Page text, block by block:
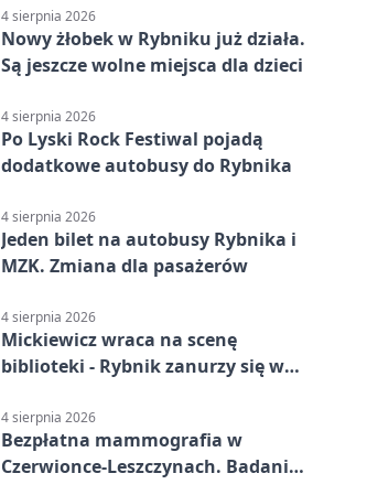
4 sierpnia 2026
Nowy żłobek w Rybniku już działa.
Są jeszcze wolne miejsca dla dzieci
4 sierpnia 2026
Po Lyski Rock Festiwal pojadą
dodatkowe autobusy do Rybnika
4 sierpnia 2026
Jeden bilet na autobusy Rybnika i
MZK. Zmiana dla pasażerów
4 sierpnia 2026
Mickiewicz wraca na scenę
biblioteki - Rybnik zanurzy się w
4 sierpnia 2026
Bezpłatna mammografia w
Czerwionce-Leszczynach. Badania